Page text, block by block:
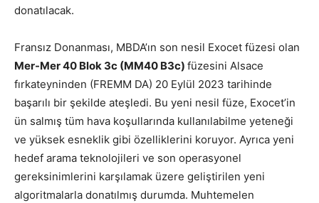
donatılacak.
Fransız Donanması, MBDA’ın son nesil Exocet füzesi olan
Mer-Mer 40 Blok 3c (MM40 B3c) füzesini Alsace
fırkateyninden (FREMM DA) 20 Eylül 2023 tarihinde
başarılı bir şekilde ateşledi. Bu yeni nesil füze, Exocet’in
ün salmış tüm hava koşullarında kullanılabilme yeteneği
ve yüksek esneklik gibi özelliklerini koruyor. Ayrıca yeni
hedef arama teknolojileri ve son operasyonel
gereksinimlerini karşılamak üzere geliştirilen yeni
algoritmalarla donatılmış durumda. Muhtemelen